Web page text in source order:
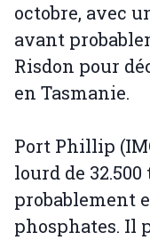
octobre, avec
avant
Risdon pour
en Tasmanie.
Port Phillip
lourd de
probablement
phosphates. Il